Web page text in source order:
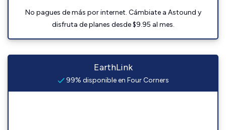
No pagues de más por internet. Cámbiate a Astound y
disfruta de planes desde $9.95 al mes.
EarthLink
99% disponible en Four Corners